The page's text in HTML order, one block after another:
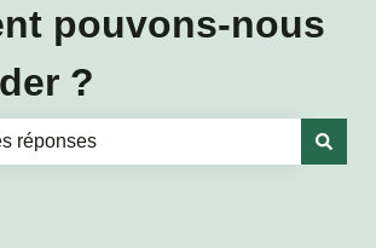
pouvons-nous
?